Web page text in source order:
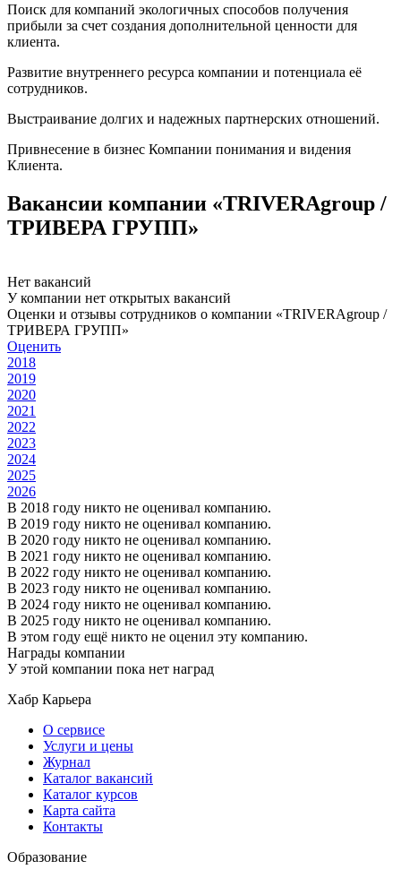
Поиск для компаний экологичных способов получения
прибыли за счет создания дополнительной ценности для
клиента.
Развитие внутреннего ресурса компании и потенциала её
сотрудников.
Выстраивание долгих и надежных партнерских отношений.
Привнесение в бизнес Компании понимания и видения
Клиента.
Вакансии компании «TRIVERAgroup /
ТРИВЕРА ГРУПП»
Нет вакансий
У компании нет открытых вакансий
Оценки и отзывы сотрудников о компании «TRIVERAgroup /
ТРИВЕРА ГРУПП»
Оценить
2018
2019
2020
2021
2022
2023
2024
2025
2026
В 2018 году никто не оценивал компанию.
В 2019 году никто не оценивал компанию.
В 2020 году никто не оценивал компанию.
В 2021 году никто не оценивал компанию.
В 2022 году никто не оценивал компанию.
В 2023 году никто не оценивал компанию.
В 2024 году никто не оценивал компанию.
В 2025 году никто не оценивал компанию.
В этом году ещё никто не оценил эту компанию.
Награды компании
У этой компании пока нет наград
Хабр Карьера
О сервисе
Услуги и цены
Журнал
Каталог вакансий
Каталог курсов
Карта сайта
Контакты
Образование